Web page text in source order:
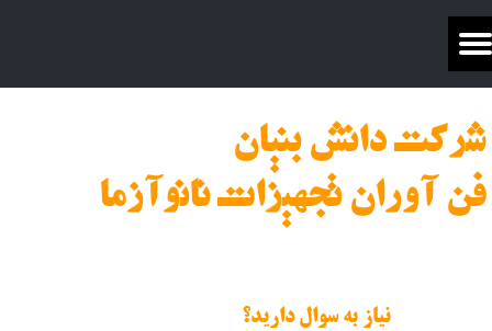
شرکت دانش بنیان
فن آوران تجهیزات نانوآزما
نیاز به سوال دارید؟